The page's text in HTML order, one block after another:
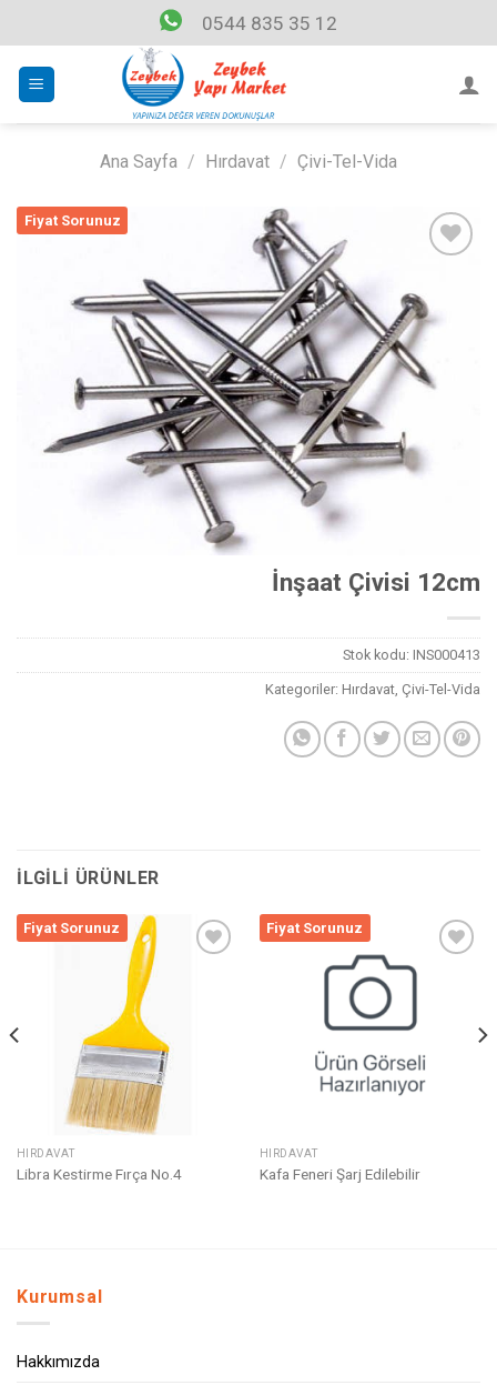
to
content
0544 835 35 12
Ana Sayfa / Hırdavat / Çivi-Tel-Vida
Listeme
Ekle
Fiyat Sorunuz
İnşaat Çivisi 12cm
Stok kodu: INS000413
Kategoriler: Hırdavat, Çivi-Tel-Vida
İLGILI ÜRÜNLER
Fiyat Sorunuz
HIRDAVAT
Libra Kestirme Fırça No.4
Fiyat Sorunuz
HIRDAVAT
Kafa Feneri Şarj Edilebilir
Kurumsal
Hakkımızda